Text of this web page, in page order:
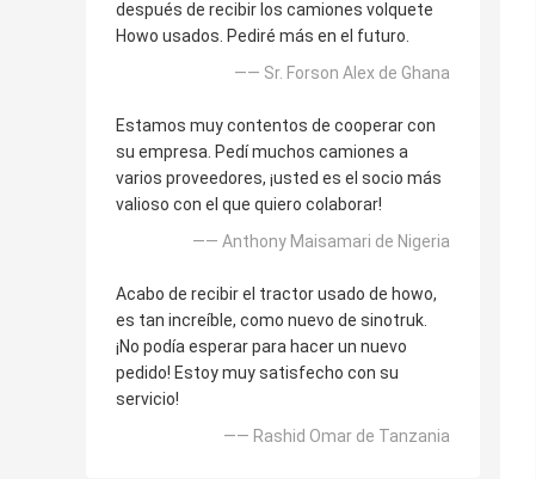
después de recibir los camiones volquete
Howo usados. Pediré más en el futuro.
—— Sr. Forson Alex de Ghana
Estamos muy contentos de cooperar con
su empresa. Pedí muchos camiones a
varios proveedores, ¡usted es el socio más
valioso con el que quiero colaborar!
—— Anthony Maisamari de Nigeria
Acabo de recibir el tractor usado de howo,
es tan increíble, como nuevo de sinotruk.
¡No podía esperar para hacer un nuevo
pedido! Estoy muy satisfecho con su
servicio!
—— Rashid Omar de Tanzania